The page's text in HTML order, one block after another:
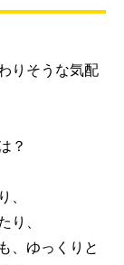
りそうな気配
？
、
り、
、ゆっくりと